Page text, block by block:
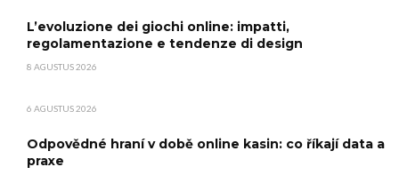
L’evoluzione dei giochi online: impatti,
regolamentazione e tendenze di design
8 AGUSTUS 2026
6 AGUSTUS 2026
Odpovědné hraní v době online kasin: co říkají data a
praxe